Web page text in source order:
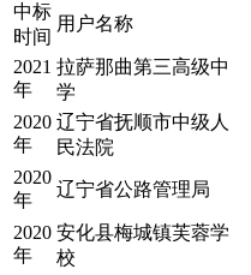
中标
时间
用户名称
2021
年
拉萨那曲第三高级中
学
2020
年
辽宁省抚顺市中级人
民法院
2020
年
辽宁省公路管理局
2020
年
安化县梅城镇芙蓉学
校